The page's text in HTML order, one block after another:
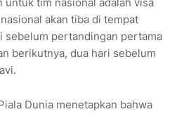
akan tiba di tempat
sebelum pertandingan pertama
berikutnya, dua hari sebelum
Dunia menetapkan bahwa